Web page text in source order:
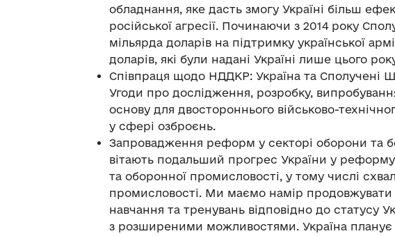
обладнання, яке дасть змогу Україні більш
російської агресії. Починаючи з 2014 року
мільярда доларів на підтримку української
доларів, які були надані Україні лише цього
Співпраця щодо НДДКР: Україна та Сполучені
Угоди про дослідження, розробку,
основу для двостороннього військово-
у сфері озброєнь.
Запровадження реформ у секторі оборони та
вітають подальший прогрес України у
та оборонної промисловості, у тому числі
промисловості. Ми маємо намір
навчання та тренувань відповідно до статусу
з розширеними можливостями. Україна планує